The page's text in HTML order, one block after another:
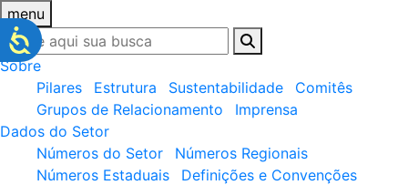
menu
Sobre
Pilares
Estrutura Sustentabilidade
Comitês
Grupos de Relacionamento
Imprensa
Dados do Setor
Números do Setor
Números Regionais
Números Estaduais
Definições e Convenções